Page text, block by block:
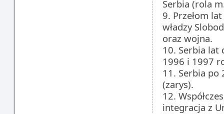
Serbia (rola
9. Przełom
władzy
oraz wojna.
10. Serbia
1996 i 1997
11. Serbia
(zarys).
12.
integracja z